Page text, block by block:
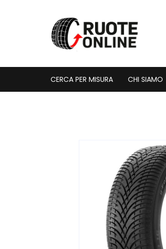
CERCA PER MISURA CHI SIAMO